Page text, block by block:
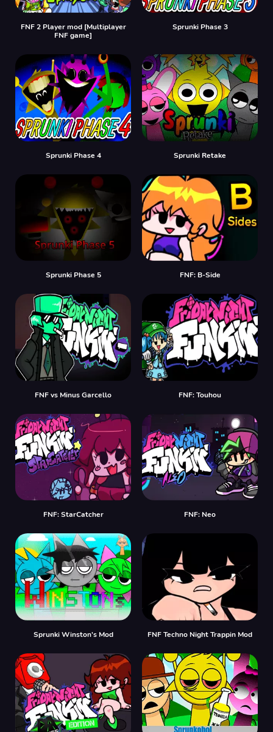
FNF 2 Player mod [Multiplayer
FNF game]
Sprunki Phase 3
Sprunki Phase 4 Sprunki Retake
Sprunki Phase 5 FNF: B-Side
FNF vs Minus Garcello FNF: Touhou
FNF: StarCatcher FNF: Neo
Sprunki Winston's Mod FNF Techno Night Trappin Mod